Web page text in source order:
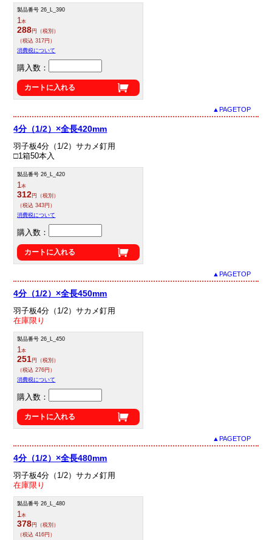
製品番号 26_L_390
1本
288円（税別）
（税込 317円）
消費税について
購入数：
カートに入れる
▲PAGETOP
4分（1/2）×全長420mm
羽子板4分（1/2）サカメ釘用
□1箱50本入
製品番号 26_L_420
1本
312円（税別）
（税込 343円）
消費税について
購入数：
カートに入れる
▲PAGETOP
4分（1/2）×全長450mm
羽子板4分（1/2）サカメ釘用
在庫限り
製品番号 26_L_450
1本
251円（税別）
（税込 276円）
消費税について
購入数：
カートに入れる
▲PAGETOP
4分（1/2）×全長480mm
羽子板4分（1/2）サカメ釘用
在庫限り
製品番号 26_L_480
1本
378円（税別）
（税込 416円）